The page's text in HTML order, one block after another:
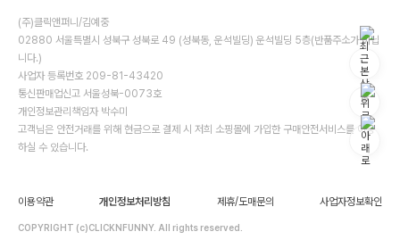
(주)클릭앤퍼니/김예중
02880 서울특별시 성북구 성북로 49 (성북동, 운석빌딩) 운석빌딩 5층(반품주소가 아닙
니다.)
사업자 등록번호 209-81-43420
통신판매업신고 서울성북-0073호
개인정보관리책임자 박수미
고객님은 안전거래를 위해 현금으로 결제 시 저희 소핑몰에 가입한 구매안전서비스를 이용
하실 수 있습니다.
이용약관 개인정보처리방침 제휴/도매문의 사업자정보확인
COPYRIGHT (c)CLICKNFUNNY. All rights reserved.